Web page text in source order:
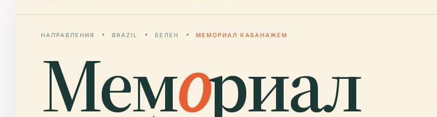
НАПРАВЛЕНИЯ BRAZIL БЕЛЕН МЕМОРИАЛ КАБАНАЖЕМ
Мемориал